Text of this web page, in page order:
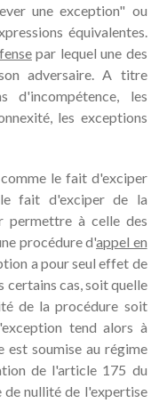
une exception" ou
équivalentes.
par lequel une des
adversaire. A titre
d'incompétence, les
les exceptions
le fait d'exciper
fait d'exciper de la
permettre à celle des
procédure d'appel en
a pour seul effet de
certains cas, soit quelle
de la procédure soit
tend alors à
est soumise au régime
de l'article 175 du
de nullité de l'expertise